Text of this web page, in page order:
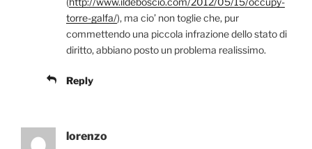
torre-galfa/), ma cio’ non toglie che, pur
commettendo una piccola infrazione dello stato di
diritto, abbiano posto un problema realissimo.
Reply
lorenzo